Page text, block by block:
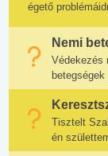
égető
Nemi
Védekezés
Tisztelt
én